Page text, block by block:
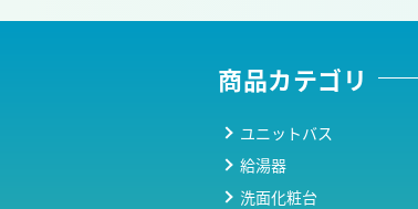
商品カテゴリ
ユニットバス
給湯器
洗面化粧台